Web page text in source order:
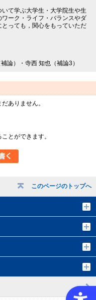
このページのトップへ
て学ぶ大学生・大学院生や生
ーク・ライフ・バランスやダ
っても，関心をもっていただ
論）・寺西 知也（補論3）
ありません。
とができます。